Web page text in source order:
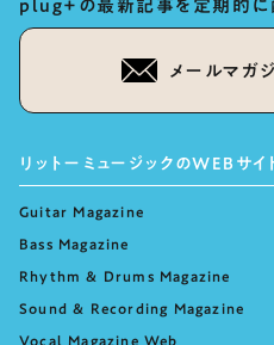
plug+の最新記事を定期的に
メールマガ
リットーミュージックのWEBサイ
Guitar Magazine
Bass Magazine
Rhythm & Drums Magazine
Sound & Recording Magazine
Vocal Magazine Web